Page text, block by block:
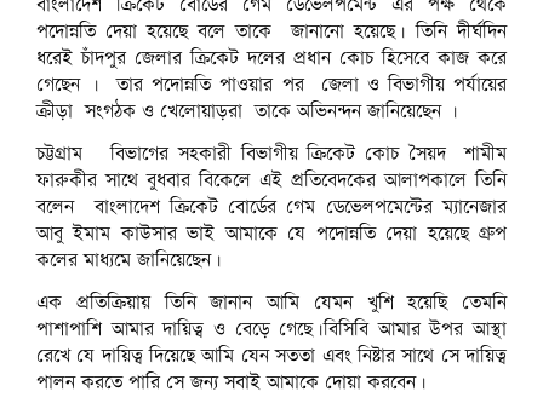
বাংলাদেশ ক্রিকেট বোর্ডের গেম ডেভেলপমেন্ট এর পক্ষ থেকে
পদোন্নতি দেয়া হয়েছে বলে তাকে জানানো হয়েছে। তিনি দীর্ঘদিন
ধরেই চাঁদপুর জেলার ক্রিকেট দলের প্রধান কোচ হিসেবে কাজ করে
গেছেন । তার পদোন্নতি পাওয়ার পর জেলা ও বিভাগীয় পর্যায়ের
ক্রীড়া সংগঠক ও খেলোয়াড়রা তাকে অভিনন্দন জানিয়েছেন ।
চট্টগ্রাম বিভাগের সহকারী বিভাগীয় ক্রিকেট কোচ সৈয়দ শামীম
ফারুকীর সাথে বুধবার বিকেলে এই প্রতিবেদকের আলাপকালে তিনি
বলেন বাংলাদেশ ক্রিকেট বোর্ডের গেম ডেভেলপমেন্টের ম্যানেজার
আবু ইমাম কাউসার ভাই আমাকে যে পদোন্নতি দেয়া হয়েছে গ্রুপ
কলের মাধ্যমে জানিয়েছেন।
এক প্রতিক্রিয়ায় তিনি জানান আমি যেমন খুশি হয়েছি তেমনি
পাশাপাশি আমার দায়িত্ব ও বেড়ে গেছে।বিসিবি আমার উপর আস্থা
রেখে যে দায়িত্ব দিয়েছে আমি যেন সততা এবং নিষ্টার সাথে সে দায়িত্ব
পালন করতে পারি সে জন্য সবাই আমাকে দোয়া করবেন।